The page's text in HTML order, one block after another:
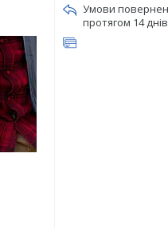
протягом 14 днів